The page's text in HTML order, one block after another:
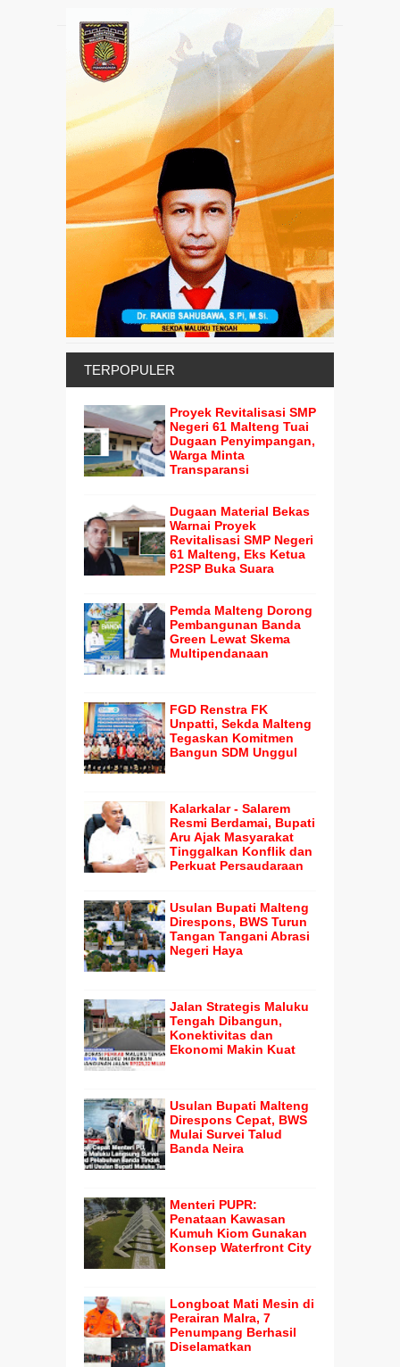
TERPOPULER
Proyek Revitalisasi SMP
Negeri 61 Malteng Tuai
Dugaan Penyimpangan,
Warga Minta
Transparansi
Dugaan Material Bekas
Warnai Proyek
Revitalisasi SMP Negeri
61 Malteng, Eks Ketua
P2SP Buka Suara
Pemda Malteng Dorong
Pembangunan Banda
Green Lewat Skema
Multipendanaan
FGD Renstra FK
Unpatti, Sekda Malteng
Tegaskan Komitmen
Bangun SDM Unggul
Kalarkalar - Salarem
Resmi Berdamai, Bupati
Aru Ajak Masyarakat
Tinggalkan Konflik dan
Perkuat Persaudaraan
Usulan Bupati Malteng
Direspons, BWS Turun
Tangan Tangani Abrasi
Negeri Haya
Jalan Strategis Maluku
Tengah Dibangun,
Konektivitas dan
Ekonomi Makin Kuat
Usulan Bupati Malteng
Direspons Cepat, BWS
Mulai Survei Talud
Banda Neira
Menteri PUPR:
Penataan Kawasan
Kumuh Kiom Gunakan
Konsep Waterfront City
Longboat Mati Mesin di
Perairan Malra, 7
Penumpang Berhasil
Diselamatkan